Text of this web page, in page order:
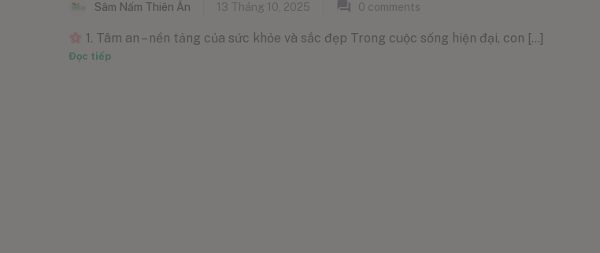
Sâm Nấm Thiên Ân 13 Tháng 10, 2025 0 comments
1. Tâm an – nền tảng của sức khỏe và sắc đẹp Trong cuộc sống hiện đại, con [...]
Đọc tiếp